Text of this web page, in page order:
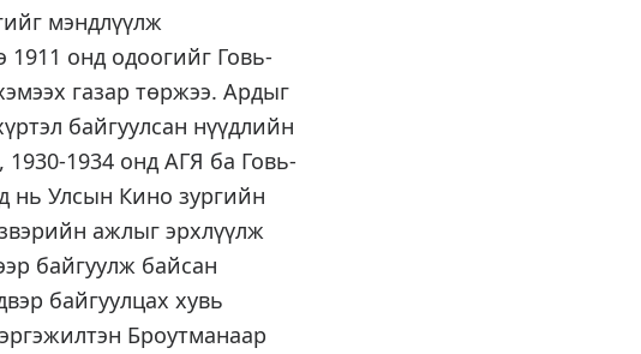
мэндлүүлж
1911 онд одоогийг Говь-
газар төржээ. Ардыг
байгуулсан нүүдлийн
1930-1934 онд АГЯ ба Говь-
нь Улсын Кино зургийн
ажлыг эрхлүүлж
байгуулж байсан
байгуулцах хувь
Броутманаар